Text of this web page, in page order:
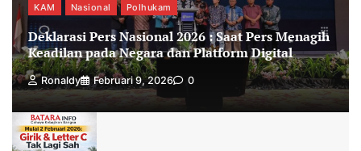
KAM Nasional Polhukam
Deklarasi Pers Nasional 2026 : Saat Pers Menagih
Keadilan pada Negara dan Platform Digital
Ronaldy Februari 9, 2026 0